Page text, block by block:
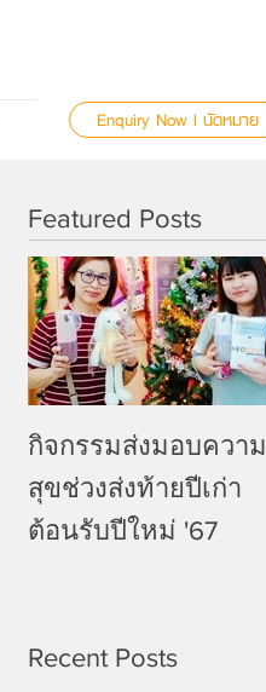
Enquiry Now l นัดหมาย
Featured Posts
กิจกรรมส่งมอบความ
สุขช่วงส่งท้ายปีเก่า
ต้อนรับปีใหม่ '67
Recent Posts